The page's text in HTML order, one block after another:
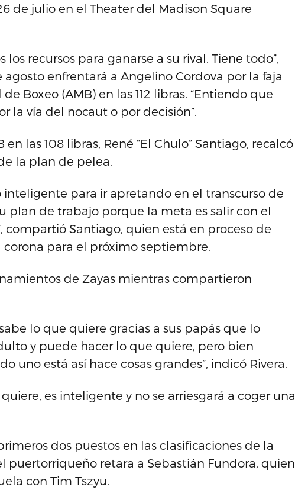
de julio en el Theater del Madison Square
recursos para ganarse a su rival. Tiene todo”,
enfrentará a Angelino Cordova por la faja
Boxeo (AMB) en las 112 libras. “Entiendo que
la vía del nocaut o por decisión”.
las 108 libras, René “El Chulo” Santiago, recalcó
la plan de pelea.
inteligente para ir apretando en el transcurso de
plan de trabajo porque la meta es salir con el
Santiago, quien está en proceso de
para el próximo septiembre.
de Zayas mientras compartieron
lo que quiere gracias a sus papás que lo
y puede hacer lo que quiere, pero bien
uno está así hace cosas grandes”, indicó Rivera.
es inteligente y no se arriesgará a coger una
dos puestos en las clasificaciones de la
puertorriqueño retara a Sebastián Fundora, quien
con Tim Tszyu.